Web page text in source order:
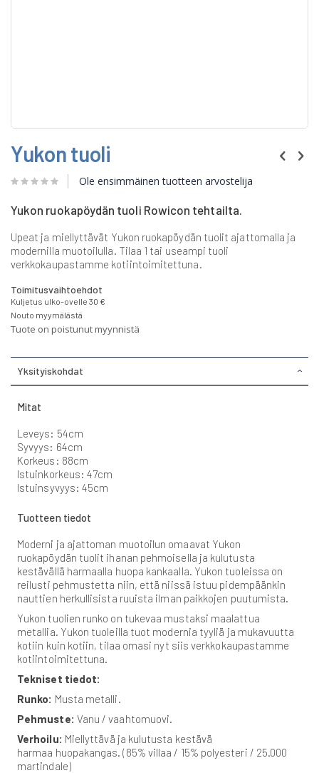
to
the
beginning
of
images
Yukon tuoli
Ole ensimmäinen tuotteen arvostelija
Yukon ruokapöydän tuoli Rowicon tehtailta.
Upeat ja miellyttävät Yukon ruokapöydän tuolit ajattomalla ja
modernilla muotoilulla. Tilaa 1 tai useampi tuoli
verkkokaupastamme kotiintoimitettuna.
Toimitusvaihtoehdot
Kuljetus ulko-ovelle 30 €
Nouto myymälästä
Tuote on poistunut myynnistä
Yksityiskohdat
Mitat
Leveys: 54cm
Syvyys: 64cm
Korkeus: 88cm
Istuinkorkeus: 47cm
Istuinsyvyys: 45cm
Tuotteen tiedot
Moderni ja ajattoman muotoilun omaavat Yukon
ruokapöydän tuolit ihanan pehmoisella ja kulutusta
kestävällä harmaalla huopa kankaalla. Yukon tuoleissa on
reilusti pehmustetta niin, että niissä istuu pidempäänkin
nauttien herkullisista ruuista ilman paikkojen puutumista.
Yukon tuolien runko on tukevaa mustaksi maalattua
metallia. Yukon tuoleilla tuot modernia tyyliä ja mukavuutta
kotiin kuin kotiin, tilaa omasi nyt siis verkkokaupastamme
kotiintoimitettuna.
Tekniset tiedot:
Runko: Musta metalli.
Pehmuste: Vanu / vaahtomuovi.
Verhoilu: Miellyttävä ja kulutusta kestävä
harmaa huopakangas. (85% villaa / 15% polyesteri / 25.000
martindale)